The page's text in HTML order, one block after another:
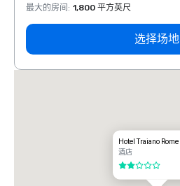
最大的房间 : 1,800 平方英尺
选择场地
Hotel Traiano Rome
酒店
2/5